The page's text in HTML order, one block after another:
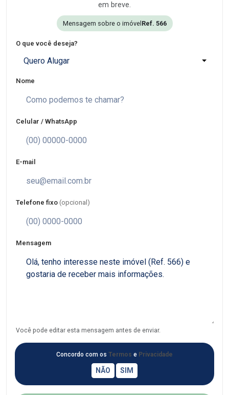
em breve.
Mensagem sobre o imóvel Ref. 566
O que você deseja?
Quero Alugar
Nome
Celular / WhatsApp
E-mail
Telefone fixo (opcional)
Mensagem
Você pode editar esta mensagem antes de enviar.
Concordo com os Termos e Privacidade